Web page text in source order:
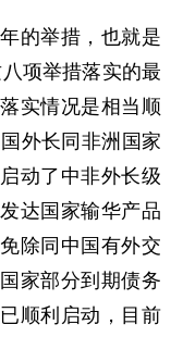
的举措，也就是
项举措落实的最
实情况是相当顺
外长同非洲国家
动了中非外长级
达国家输华产品
除同中国有外交
家部分到期债务
顺利启动，目前